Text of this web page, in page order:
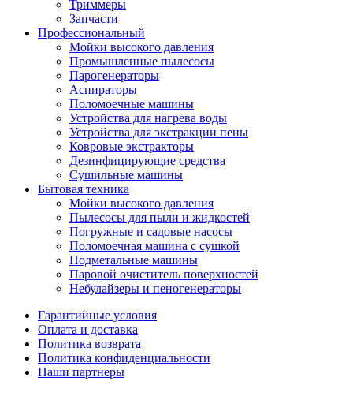
Триммеры
Запчасти
Профессиональный
Мойки высокого давления
Промышленные пылесосы
Парогенераторы
Аспираторы
Поломоечные машины
Устройства для нагрева воды
Устройства для экстракции пены
Ковровые экстракторы
Дезинфицирующие средства
Сушильные машины
Бытовая техника
Мойки высокого давления
Пылесосы для пыли и жидкостей
Погружные и садовые насосы
Поломоечная машина с сушкой
Подметальные машины
Паровой очиститель поверхностей
Небулайзеры и пеногенераторы
Гарантийные условия
Оплата и доставка
Политика возврата
Политика конфиденциальности
Наши партнеры